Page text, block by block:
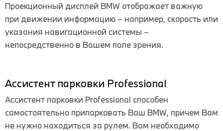
Проекционный дисплей BMW отображает важную
при движении информацию – например, скорость или
указания навигационной системы –
непосредственно в Вашем поле зрения.
Ассистент парковки Professional
Ассистент парковки Professional способен
самостоятельно припарковать Ваш BMW, причем Вам
не нужно находиться за рулем. Вам необходимо